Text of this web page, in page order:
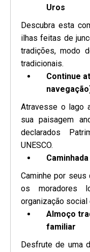
Uros
Descubra esta
ilhas feitas de
tradições, modo
tradicionais.
Continue
Atravesse o lago
sua paisagem
declarados
UNESCO.
Caminhe por seus
os moradores
organização social
Almoço
familiar
Desfrute de uma